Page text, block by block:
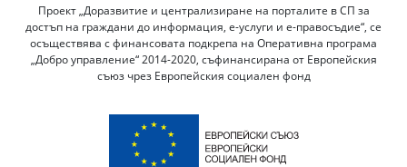
Проект „Доразвитие и централизиране на порталите в СП за
достъп на граждани до информация, е-услуги и е-правосъдие“, се
осъществява с финансовата подкрепа на Оперативна програма
„Добро управление“ 2014-2020, съфинансирана от Европейския
съюз чрез Европейския социален фонд